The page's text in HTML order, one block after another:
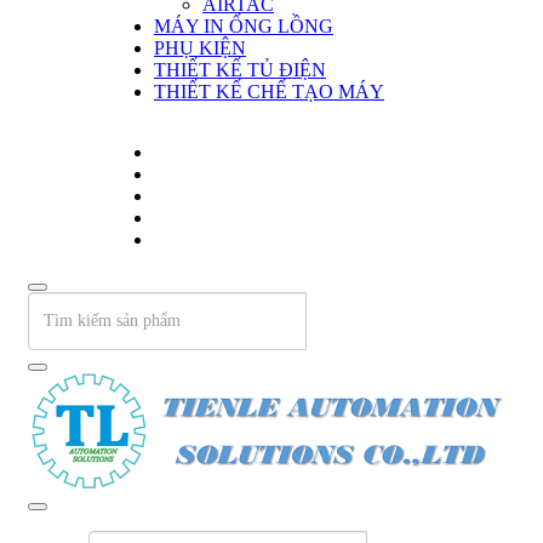
AIRTAC
MÁY IN ỐNG LỒNG
PHỤ KIỆN
THIẾT KẾ TỦ ĐIỆN
THIẾT KẾ CHẾ TẠO MÁY